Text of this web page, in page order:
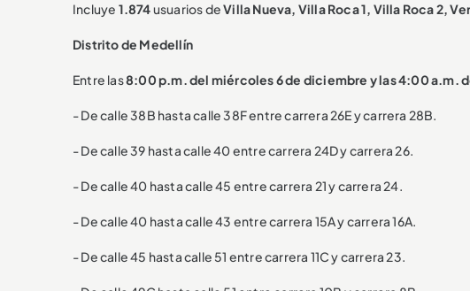
Incluye 1.874usuarios deVilla Nueva, Villa Roca 1, Villa Roca 2,
Distrito de Medellín
Entre las8:00 p.m. del miércoles 6 de diciembre y las 4:00 a.m.
- De calle 38B hasta calle 38F entre carrera 26E y carrera 28B.
- De calle 39 hasta calle 40 entre carrera 24D y carrera 26.
- De calle 40 hasta calle 45 entre carrera 21 y carrera 24.
- De calle 40 hasta calle 43 entre carrera 15A y carrera 16A.
- De calle 45 hasta calle 51 entre carrera 11C y carrera 23.